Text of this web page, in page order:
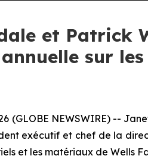
et Patrick
annuelle sur
(GLOBE NEWSWIRE) --
exécutif et chef de la
et les matériaux de Wells